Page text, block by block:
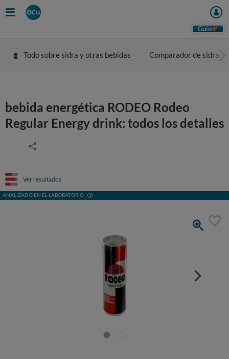
Guio
Todo sobre sidra y otras bebidas Comparador de sidras
bebida energética RODEO Rodeo
Regular Energy drink: todos los detalles
Ver resultados
ANALIZADO EN EL LABORATORIO